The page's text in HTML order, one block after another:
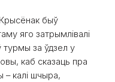
быў
яго затрымлівалі
турмы за ўдзел у
каб сказаць пра
– калі шчыра,